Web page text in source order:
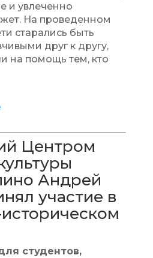
и увлеченно
На проведенном
старались быть
друг к другу,
на помощь тем, кто
Центром
Андрей
участие в
студентов,